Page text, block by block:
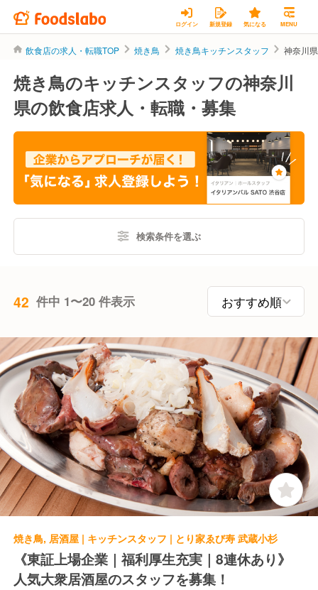
ログイン 新規登録 気になる MENU
飲食店の求人・転職TOP 焼き鳥 焼き鳥キッチンスタッフ 神奈川
焼き鳥のキッチンスタッフの神奈川
県の飲食店求人・転職・募集
検索条件を選ぶ
42 件中 1〜20 件表示
焼き鳥, 居酒屋 | キッチンスタッフ | とり家ゑび寿 武蔵小杉
《東証上場企業｜福利厚生充実｜8連休あり》
人気大衆居酒屋のスタッフを募集！